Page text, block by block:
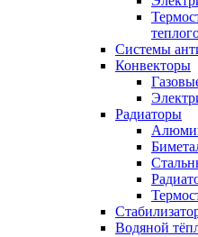
Системы
Конвекторы
Радиаторы
Водяной